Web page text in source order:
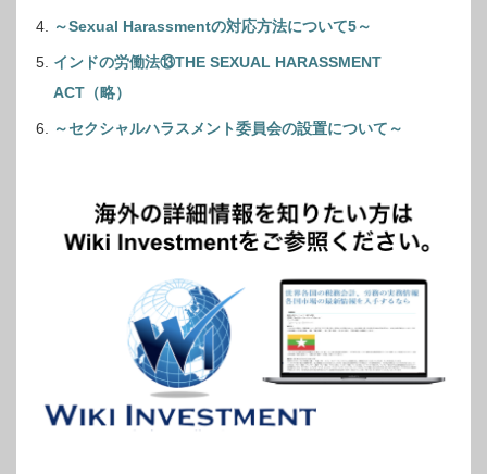
～Sexual Harassmentの対応方法について5～
インドの労働法⑬THE SEXUAL HARASSMENT
ACT（略）
～セクシャルハラスメント委員会の設置について～